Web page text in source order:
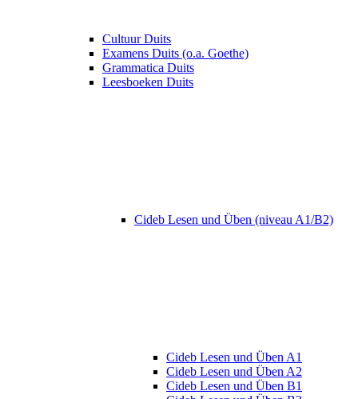
Cultuur Duits
Examens Duits (o.a. Goethe)
Grammatica Duits
Leesboeken Duits
Cideb Lesen und Üben (niveau A1/B2)
Cideb Lesen und Üben A1
Cideb Lesen und Üben A2
Cideb Lesen und Üben B1